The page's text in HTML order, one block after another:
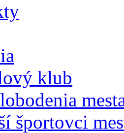
klub
športovci